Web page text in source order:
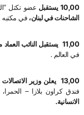
10,00 يستقبل عضو تكتل
الشاحنات في لبنان، في مكتبه
11,00 يستقبل النائب العماد ميشال عون
في العالم .
13,00 يعلن وزير الاتصالات
فندق كراون بلازا – الحمرا،
الانسانية.